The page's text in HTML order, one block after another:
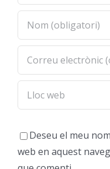
Deseu el meu
web en aquest